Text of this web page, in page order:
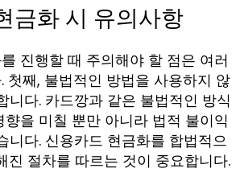
금화 시 유의사항
진행할 때 주의해야 할 점은 여러
첫째, 불법적인 방법을 사용하지 않
니다. 카드깡과 같은 불법적인 방식
을 미칠 뿐만 아니라 법적 불이익
니다. 신용카드 현금화를 합법적으
진 절차를 따르는 것이 중요합니다.